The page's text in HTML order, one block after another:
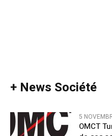
+ News Société
5
OMCT